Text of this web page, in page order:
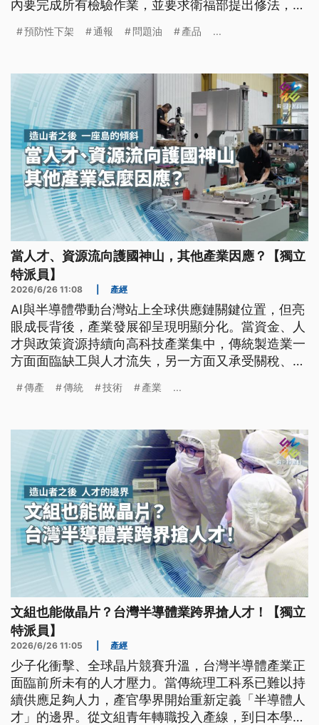
內要完成所有檢驗作業，並要求衛福部提出修法，以
「分源分項」、「逐批確認」、「上下游核對」。
預防性下架 通報 問題油 產品 ...
當人才、資源流向護國神山，其他產業因應？【獨立
特派員】
2026/6/26 11:08 產經
AI與半導體帶動台灣站上全球供應鏈關鍵位置，但亮
眼成長背後，產業發展卻呈現明顯分化。當資金、人
才與政策資源持續向高科技產業集中，傳統製造業一
方面面臨缺工與人才流失，另一方面又承受關稅、匯
數就業人口的中小企業，正努力透過自動化、數位轉
企業競爭力問題，更牽動台灣未來經濟韌性與產業平
衡發展。
傳產 傳統 技術 產業 ...
文組也能做晶片？台灣半導體業跨界搶人才！【獨立
特派員】
2026/6/26 11:05 產經
少子化衝擊、全球晶片競賽升溫，台灣半導體產業正
面臨前所未有的人才壓力。當傳統理工科系已難以持
續供應足夠人力，產官學界開始重新定義「半導體人
才」的邊界。從文組青年轉職投入產線，到日本學生